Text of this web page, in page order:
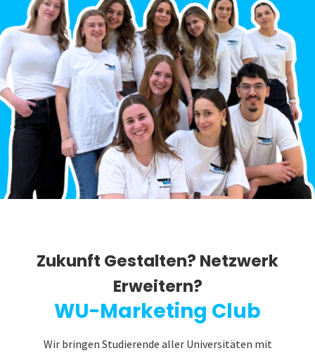
Zukunft Gestalten? Netzwerk
Erweitern?
WU-Marketing Club
Wir bringen Studierende aller Universitäten mit